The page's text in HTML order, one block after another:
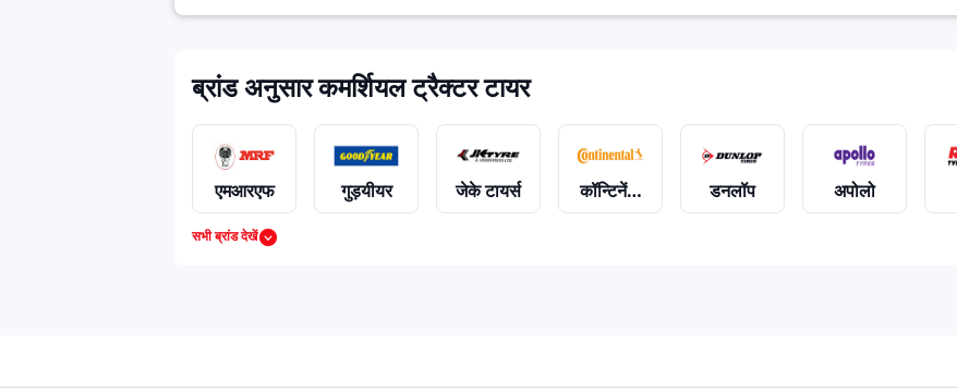
ब्रांड अनुसार कमर्शियल ट्रैक्टर टायर
एमआरएफ गुड़यीयर जेके टायर्स कॉन्टिनेंटल डनलॉप अपोलो
सभी ब्रांड देखें